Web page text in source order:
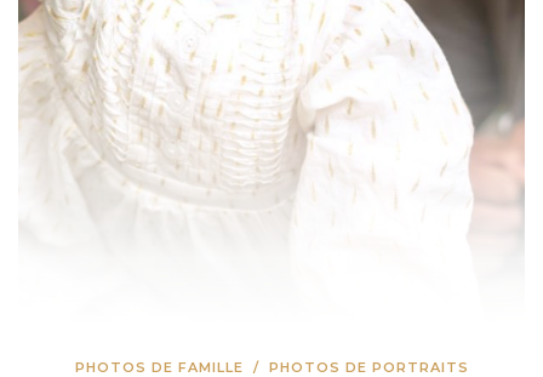
PHOTOS DE FAMILLE / PHOTOS DE PORTRAITS